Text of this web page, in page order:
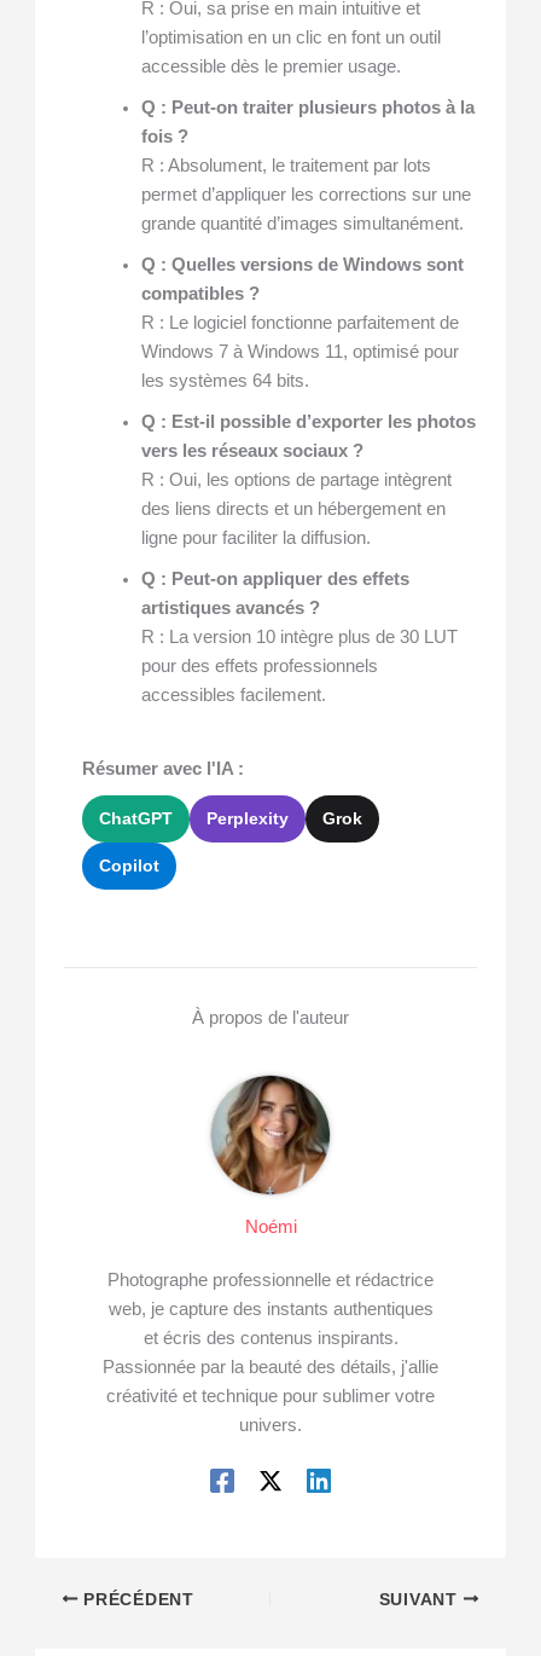
R : Oui, sa prise en main intuitive et
l’optimisation en un clic en font un outil
accessible dès le premier usage.
Q : Peut-on traiter plusieurs photos à la
fois ?
R : Absolument, le traitement par lots
permet d’appliquer les corrections sur une
grande quantité d’images simultanément.
Q : Quelles versions de Windows sont
compatibles ?
R : Le logiciel fonctionne parfaitement de
Windows 7 à Windows 11, optimisé pour
les systèmes 64 bits.
Q : Est-il possible d’exporter les photos
vers les réseaux sociaux ?
R : Oui, les options de partage intègrent
des liens directs et un hébergement en
ligne pour faciliter la diffusion.
Q : Peut-on appliquer des effets
artistiques avancés ?
R : La version 10 intègre plus de 30 LUT
pour des effets professionnels
accessibles facilement.
Résumer avec l'IA :
ChatGPT Perplexity Grok
Copilot
À propos de l'auteur
Noémi
Photographe professionnelle et rédactrice
web, je capture des instants authentiques
et écris des contenus inspirants.
Passionnée par la beauté des détails, j'allie
créativité et technique pour sublimer votre
univers.
PRÉCÉDENT SUIVANT